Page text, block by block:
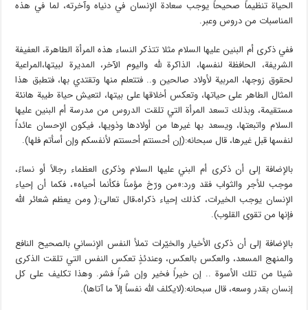
الحياة تنظيماً صحيحاً يوجب سعادة الإنسان في دنياه وآخرته، لما في هذه
المناسبات من دروس وعبر.
ففي ذكرى أم البنين عليها السلام مثلا تتذكر النساء هذه المرأة الطاهرة، العفيفة
الشريفة، الحافظة لنفسها، الذاكرة لله واليوم الآخر، المديرة لبيتها،المراعية
لحقوق زوجها، المربية لأولاد صالحين و.. فتتعلم منها وتقتدي بها، فتطبق هذا
المثال الطاهر على حياتها، وتعكس أخلاقها على بيتها، لتعيش حياة طيبة هانئة
مستقيمة، وبذلك تسعد المرأة التي تلقت الدروس من مدرسة أم البنين عليها
السلام واتبعتها، ويسعد بها غيرها من أولادها وذويها، فيكون الإحسان عائداً
لنفسها قبل غيرها، قال سبحانه:(إن أحسنتم أحسنتم لأنفسكم وإن أسأتم فلها).
بالإضافة إلى أن ذكرى أم البني عليها السلام وذكرى العظماء رجالاً أو نساءً،
موجب للأجر والثواب فقد ورد:«من ورّخ مؤمناً فكأنما أحياه»، فكما أن إحياء
الإنسان يوجب الخيرات، كذلك إحياء ذكراه،قال تعالى:( ومن يعظم شعائر الله
فإنها من تقوى القلوب).
بالإضافة إلى أن ذكرى الأخيار والخيّرات تملأ النفس الإنساني بالصحيح النافع
والمنهج المسعد، والعكس بالعكس، وعندئذٍ تعكس النفس التي تلقت الذكرى
شيئا من تلك الأسوة .. إن خيراً فخير وإن شراً فشر. وهذا تكليف على كل
إنسان بقدر وسعه، قال سبحانه:(لايكلف الله نفساً إلاّ ما آتاها).